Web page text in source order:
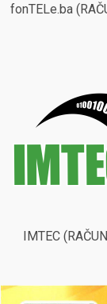
fonTELe.ba
IMTEC